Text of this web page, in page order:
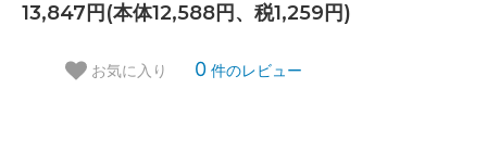
13,847円(本体12,588円、税1,259円)
お気に入り 0 件のレビュー